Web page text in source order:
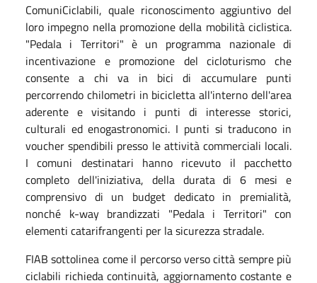
ComuniCiclabili, quale riconoscimento aggiuntivo del
loro impegno nella promozione della mobilità ciclistica.
"Pedala i Territori" è un programma nazionale di
incentivazione e promozione del cicloturismo che
consente a chi va in bici di accumulare punti
percorrendo chilometri in bicicletta all'interno dell'area
aderente e visitando i punti di interesse storici,
culturali ed enogastronomici. I punti si traducono in
voucher spendibili presso le attività commerciali locali.
I comuni destinatari hanno ricevuto il pacchetto
completo dell'iniziativa, della durata di 6 mesi e
comprensivo di un budget dedicato in premialità,
nonché k-way brandizzati "Pedala i Territori" con
elementi catarifrangenti per la sicurezza stradale.
FIAB sottolinea come il percorso verso città sempre più
ciclabili richieda continuità, aggiornamento costante e